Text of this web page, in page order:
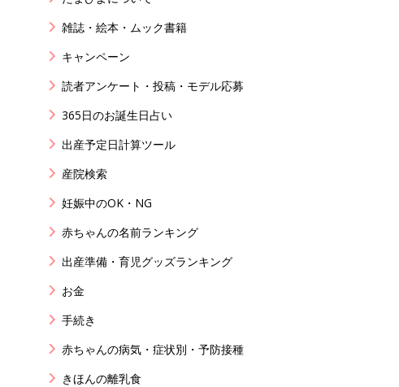
雑誌・絵本・ムック書籍
キャンペーン
読者アンケート・投稿・モデル応募
365日のお誕生日占い
出産予定日計算ツール
産院検索
妊娠中のOK・NG
赤ちゃんの名前ランキング
出産準備・育児グッズランキング
お金
手続き
赤ちゃんの病気・症状別・予防接種
きほんの離乳食